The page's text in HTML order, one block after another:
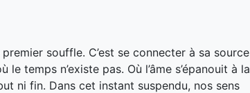
souffle. C’est se connecter à sa source
temps n’existe pas. Où l’âme s’épanouit à la
ni fin. Dans cet instant suspendu, nos sens